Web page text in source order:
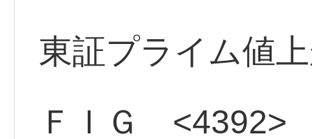
東証プライム値
ＦＩＧ <4392>